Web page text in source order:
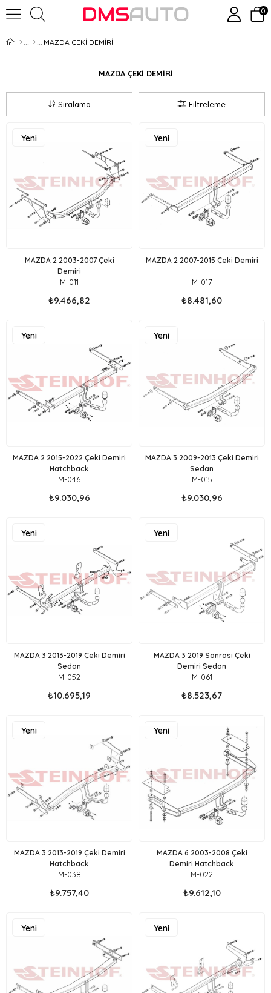
0
MAZDA ÇEKİ DEMİRİ
MAZDA ÇEKİ DEMİRİ
Filtreleme
Sıralama
MAZDA 2 2003-2007 Çeki
Demiri
M-011
₺9.466,82
Yeni
MAZDA 2 2007-2015 Çeki Demiri
M-017
₺8.481,60
Yeni
MAZDA 2 2015-2022 Çeki Demiri
Hatchback
M-046
₺9.030,96
Yeni
MAZDA 3 2009-2013 Çeki Demiri
Sedan
M-015
₺9.030,96
Yeni
MAZDA 3 2013-2019 Çeki Demiri
Sedan
M-052
₺10.695,19
Yeni
MAZDA 3 2019 Sonrası Çeki
Demiri Sedan
M-061
₺8.523,67
Yeni
MAZDA 3 2013-2019 Çeki Demiri
Hatchback
M-038
₺9.757,40
Yeni
MAZDA 6 2003-2008 Çeki
Demiri Hatchback
M-022
₺9.612,10
Yeni
Yeni
Yeni